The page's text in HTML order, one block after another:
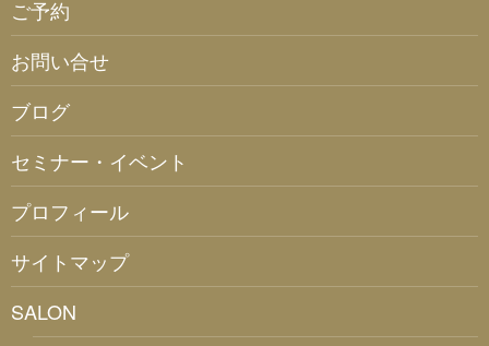
ご予約
お問い合せ
ブログ
セミナー・イベント
プロフィール
サイトマップ
SALON